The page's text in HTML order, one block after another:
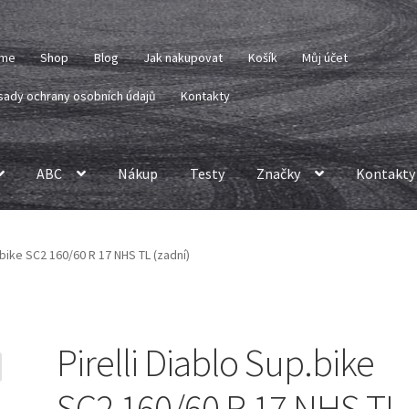
Shop Blog Jak nakupovat Košík Můj účet
ochrany osobních údajů Kontakty
ABC Nákup Testy Značky Kontakty
SC2 160/60 R 17 NHS TL (zadní)
Pirelli Diablo Sup.bike